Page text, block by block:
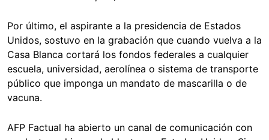
Por último, el aspirante a la presidencia de Estados
Unidos, sostuvo en la grabación que cuando vuelva a la
Casa Blanca cortará los fondos federales a cualquier
escuela, universidad, aerolínea o sistema de transporte
público que imponga un mandato de mascarilla o de
vacuna.
AFP Factual ha abierto un canal de comunicación con